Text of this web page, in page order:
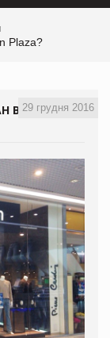
Plaza?
29 грудня 2016
В